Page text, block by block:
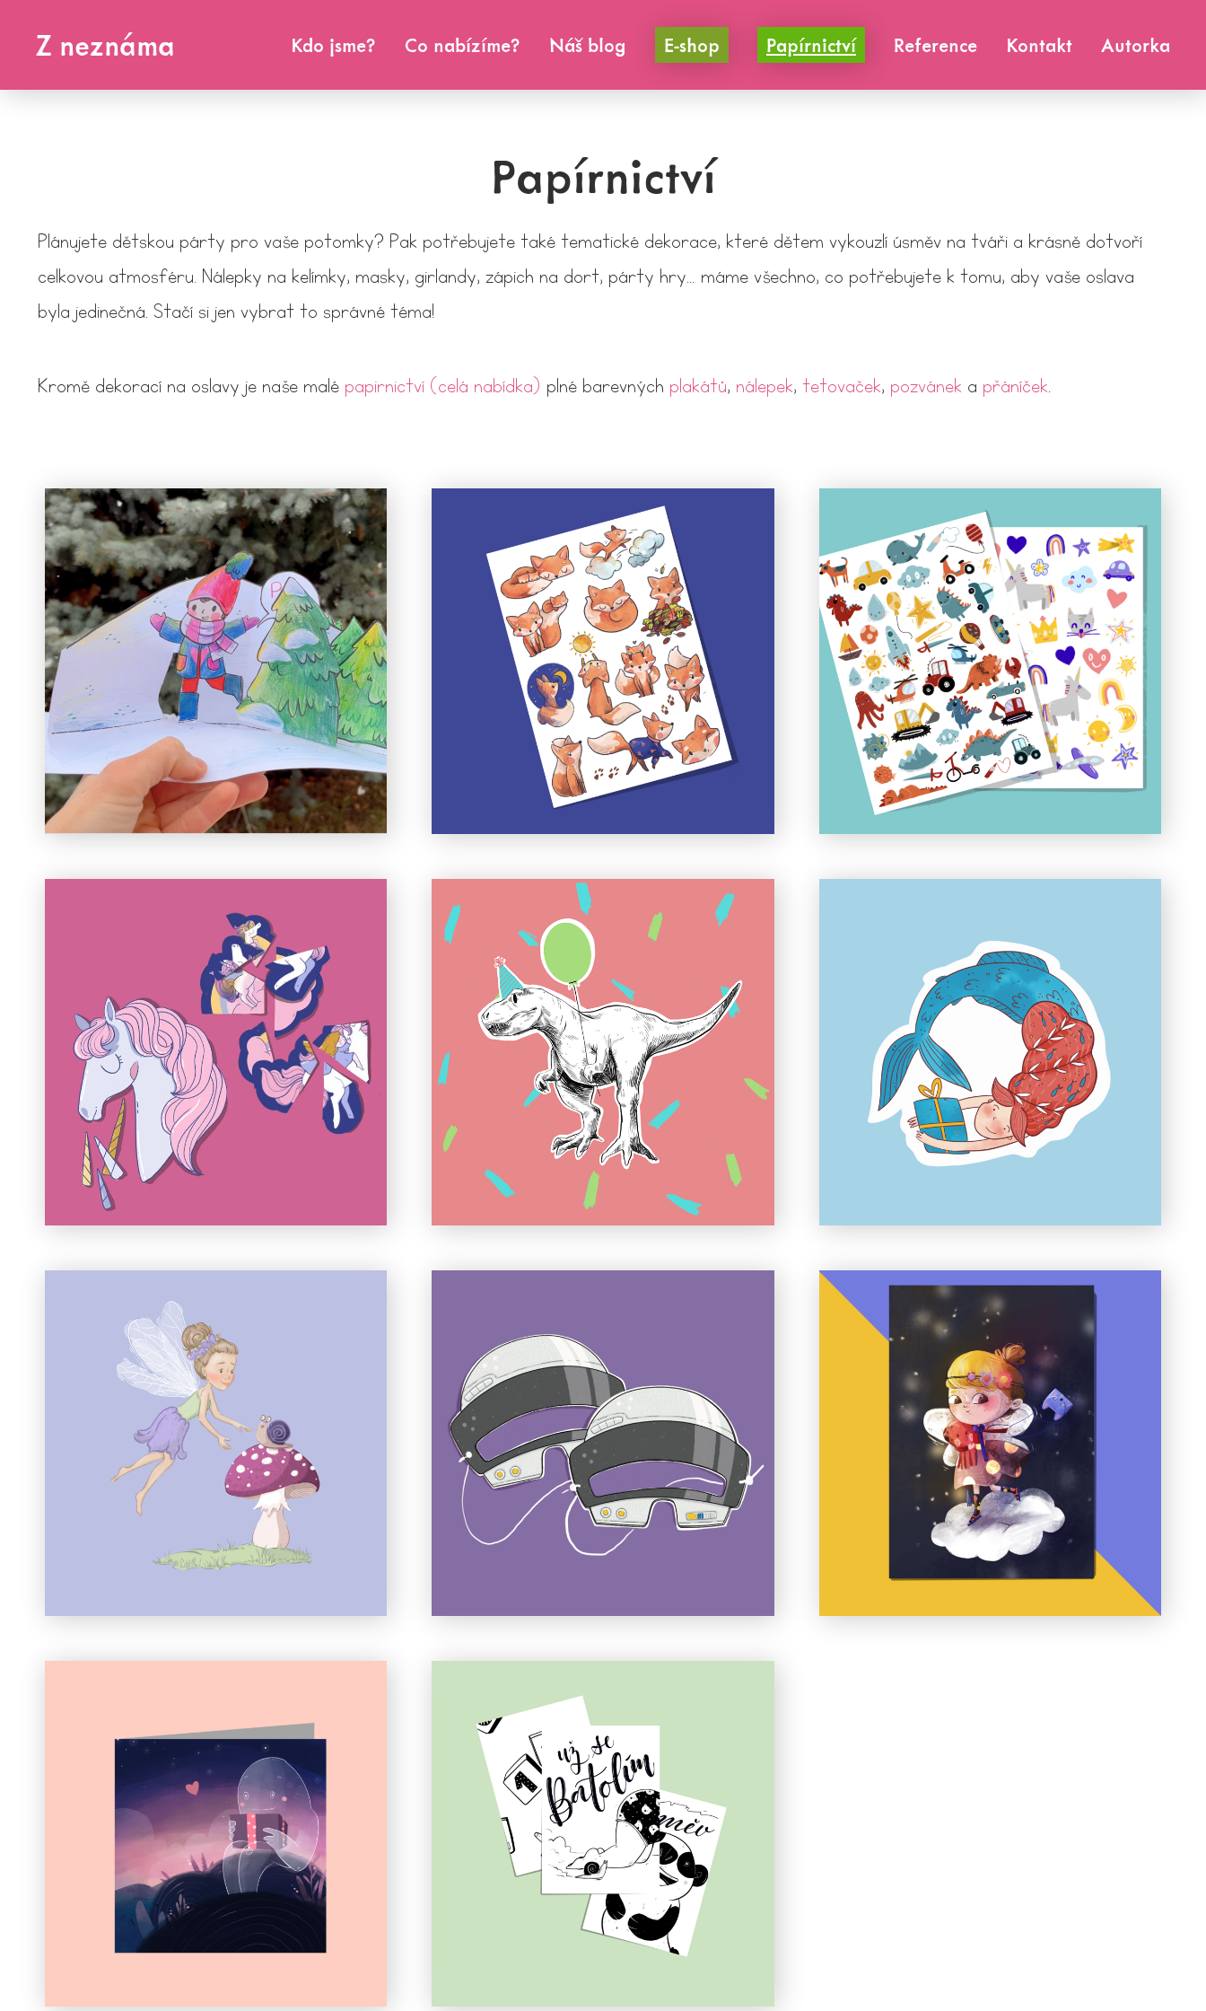
Z neznáma Kdo jsme? Co nabízíme? Náš blog E-shop Papírnictví Reference Kontakt Autorka
Papírnictví
Plánujete dětskou párty pro vaše potomky? Pak potřebujete také tematické dekorace, které dětem vykouzlí úsměv na tváři a krásně dotvoří
celkovou atmosféru. Nálepky na kelímky, masky, girlandy, zápich na dort, párty hry… máme všechno, co potřebujete k tomu, aby vaše oslava
byla jedinečná. Stačí si jen vybrat to správné téma!
Kromě dekorací na oslavy je naše malé papirnictví (celá nabídka) plné barevných plakátů, nálepek, tetovaček, pozvánek a přáníček.